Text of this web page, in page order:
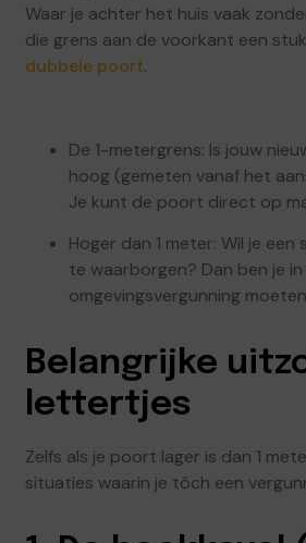
Waar je achter het huis vaak
die grens aan de voorkant een
dubbele poort.
De 1-metergrens: Is jouw
hoog (gemeten vanaf het
Je kunt de poort direct op
Hoger dan 1 meter: Wil je
te waarborgen? Dan ben je
omgevingsvergunning
Belangrijke
lettertjes
Zelfs als je poort lager is dan 1
situaties waarin je tóch een